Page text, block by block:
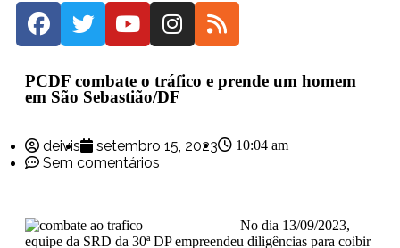
PCDF combate o tráfico e prende um homem
em São Sebastião/DF
deivis setembro 15, 2023 10:04 am
Sem comentários
No dia 13/09/2023,
equipe da SRD da 30ª DP empreendeu diligências para coibir